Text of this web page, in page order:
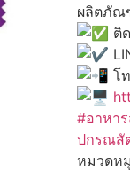
ผลิตภัณ
ติ
โ
#อาหา
ปกรณสั
หมวดห